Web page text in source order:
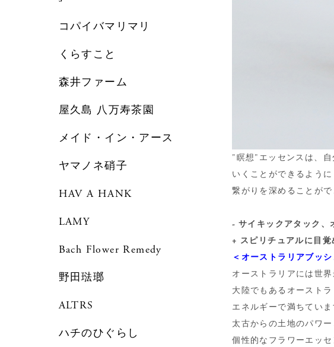
"瞑想"エッセンスは、
いくことができるよう
繋がりを深めることが
- サイキックアタック、
+ スピリチュアルに目
＜オーストラリアブッ
オーストラリアには世
大陸でもあるオースト
エネルギーで満ちてい
太古からの土地のパワ
個性的なフラワーエッ
コパイバマリマリ
くらすこと
森井ファーム
屋久島 八万寿茶園
メイド・イン・アース
ヤマノネ硝子
HAV A HANK
LAMY
Bach Flower Remedy
野田琺瑯
ALTRS
ハチのひぐらし